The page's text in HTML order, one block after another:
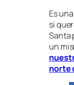
Es
si
Santa
un
norte